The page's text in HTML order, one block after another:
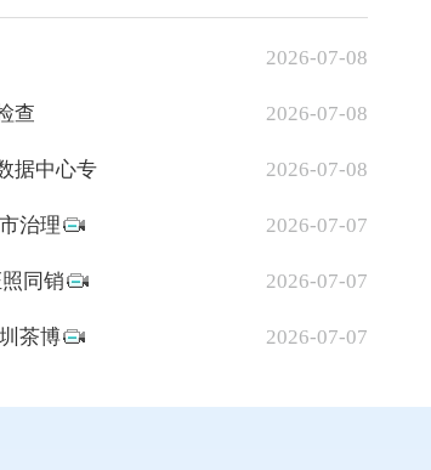
2026-07-08
查 2026-07-08
据中心专 2026-07-08
治理 2026-07-07
同销 2026-07-07
茶博 2026-07-07